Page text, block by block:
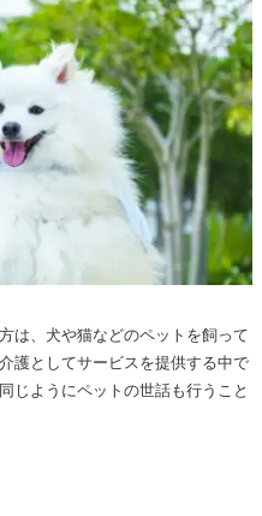
は、犬や猫などのペットを飼って
護としてサービスを提供する中で
じようにペットの世話も行うこと